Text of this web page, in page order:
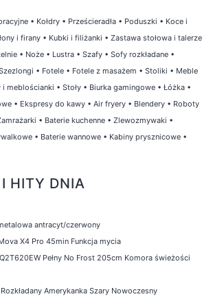
• Kołdry • Prześcieradła • Poduszki • Koce i
i firany • Kubki i filiżanki • Zastawa stołowa i talerze
• Noże • Lustra • Szafy • Sofy rozkładane •
• Fotele • Fotele z masażem • Stoliki • Meble
i meblościanki • Stoły • Biurka gamingowe • Łóżka •
• Ekspresy do kawy • Air fryery • Blendery • Roboty
• Baterie kuchenne • Zlewozmywaki •
• Baterie wannowe • Kabiny prysznicowe •
HITY DNIA
antracyt/czerwony
X4 Pro 45min Funkcja mycia
Pełny No Frost 205cm Komora świeżości
Amerykanka Szary Nowoczesny